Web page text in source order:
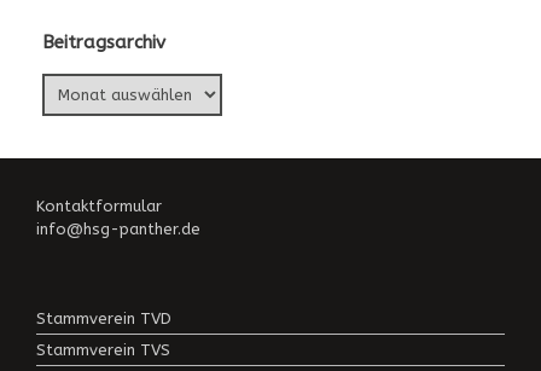
Beitragsarchiv
Kontaktformular
info@hsg-panther.de
Stammverein TVD
Stammverein TVS